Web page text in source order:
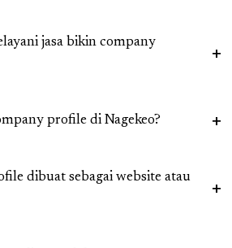
jasa bikin company
profile di Nagekeo?
dibuat sebagai website atau